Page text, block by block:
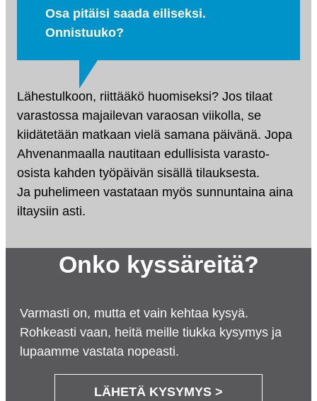
Osa pitäisi saada eiliseksi.
Onnistuuko?
Lähestulkoon, riittääkö huomiseksi? Jos tilaat
varastossa majailevan varaosan viikolla, se
kiidätetään matkaan vielä samana päivänä. Jopa
Ahvenanmaalla nautitaan edullisista varasto-
osista kahden työpäivän sisällä tilauksesta.
Ja puhelimeen vastataan myös sunnuntaina aina
iltaysiin asti.
Onko kyssäreitä?
Varmasti on, mutta et vain kehtaa kysyä.
Rohkeasti vaan, heitä meille tiukka kysymys ja
lupaamme vastata nopeasti.
LÄHETÄ KYSYMYS >